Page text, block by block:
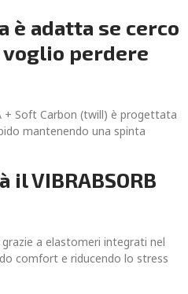
è adatta se cerco
perdere
+ Soft Carbon (twill) è progettata
mantenendo una spinta
il VIBRABSORB
a elastomeri integrati nel
comfort e riducendo lo stress